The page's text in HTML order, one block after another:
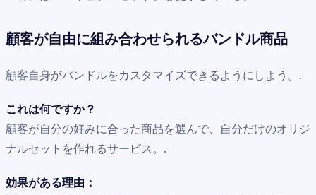
顧客が自由に組み合わせられるバンドル商品
顧客自身がバンドルをカスタマイズできるようにしよう。.
これは何ですか？
顧客が自分の好みに合った商品を選んで、自分だけのオリジ
ナルセットを作れるサービス。.
効果がある理由：